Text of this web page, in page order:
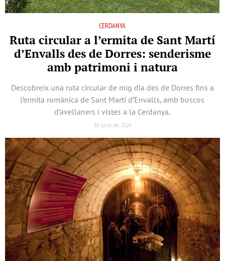
CERDANYA
Ruta circular a l’ermita de Sant Martí
d’Envalls des de Dorres: senderisme
amb patrimoni i natura
Descobreix una ruta circular de mig dia des de Dorres fins a
l’ermita romànica de Sant Martí d’Envalls, amb boscos
d’avellaners i vistes a la Cerdanya.
30 juliol del 2026